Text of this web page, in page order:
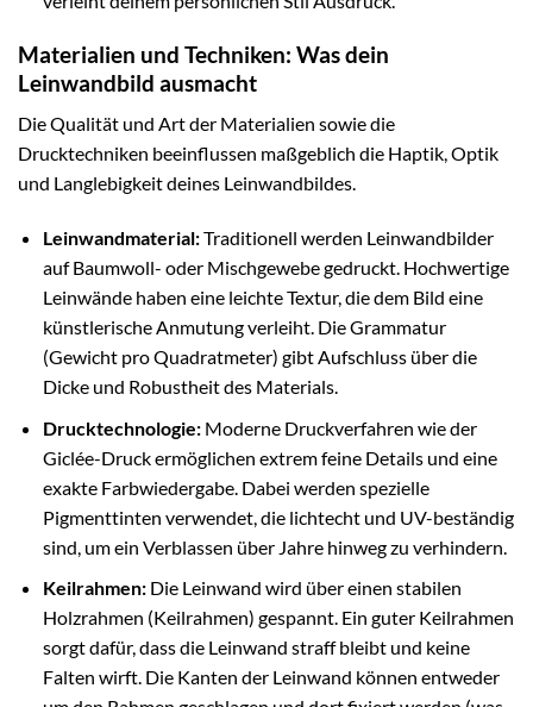
Materialien und Techniken: Was dein
Leinwandbild ausmacht
Die Qualität und Art der Materialien sowie die
Drucktechniken beeinflussen maßgeblich die Haptik, Optik
und Langlebigkeit deines Leinwandbildes.
Leinwandmaterial:Traditionell werden Leinwandbilder
auf Baumwoll- oder Mischgewebe gedruckt. Hochwertige
Leinwände haben eine leichte Textur, die dem Bild eine
künstlerische Anmutung verleiht. Die Grammatur
(Gewicht pro Quadratmeter) gibt Aufschluss über die
Dicke und Robustheit des Materials.
Drucktechnologie:Moderne Druckverfahren wie der
Giclée-Druck ermöglichen extrem feine Details und eine
exakte Farbwiedergabe. Dabei werden spezielle
Pigmenttinten verwendet, die lichtecht und UV-beständig
sind, um ein Verblassen über Jahre hinweg zu verhindern.
Keilrahmen:Die Leinwand wird über einen stabilen
Holzrahmen (Keilrahmen) gespannt. Ein guter Keilrahmen
sorgt dafür, dass die Leinwand straff bleibt und keine
Falten wirft. Die Kanten der Leinwand können entweder